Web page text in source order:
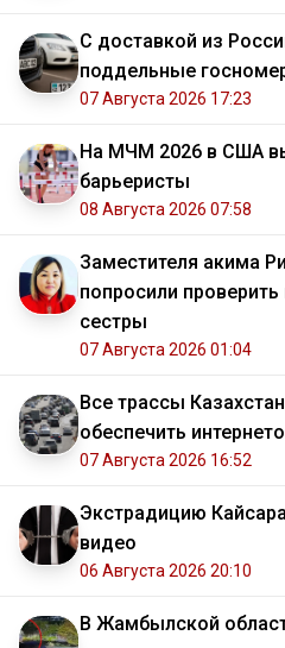
С доставкой из
поддельные
07 Августа 2026 17:23
На МЧМ 2026 в США
барьеристы
08 Августа 2026 07:58
Заместителя акима
попросили
сестры
07 Августа 2026 01:04
Все трассы
обеспечить
07 Августа 2026 16:52
Экстрадицию
видео
06 Августа 2026 20:10
В Жамбылской